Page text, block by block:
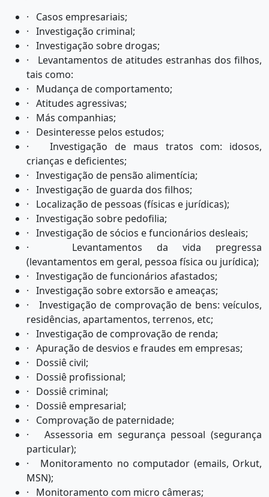
· Casos empresariais;
· Investigação criminal;
· Investigação sobre drogas;
· Levantamentos de atitudes estranhas dos filhos,
tais como:
· Mudança de comportamento;
· Atitudes agressivas;
· Más companhias;
· Desinteresse pelos estudos;
· Investigação de maus tratos com: idosos,
crianças e deficientes;
· Investigação de pensão alimentícia;
· Investigação de guarda dos filhos;
· Localização de pessoas (físicas e jurídicas);
· Investigação sobre pedofilia;
· Investigação de sócios e funcionários desleais;
· Levantamentos da vida pregressa
(levantamentos em geral, pessoa física ou jurídica);
· Investigação de funcionários afastados;
· Investigação sobre extorsão e ameaças;
· Investigação de comprovação de bens: veículos,
residências, apartamentos, terrenos, etc;
· Investigação de comprovação de renda;
· Apuração de desvios e fraudes em empresas;
· Dossiê civil;
· Dossiê profissional;
· Dossiê criminal;
· Dossiê empresarial;
· Comprovação de paternidade;
· Assessoria em segurança pessoal (segurança
particular);
· Monitoramento no computador (emails, Orkut,
MSN);
· Monitoramento com micro câmeras;